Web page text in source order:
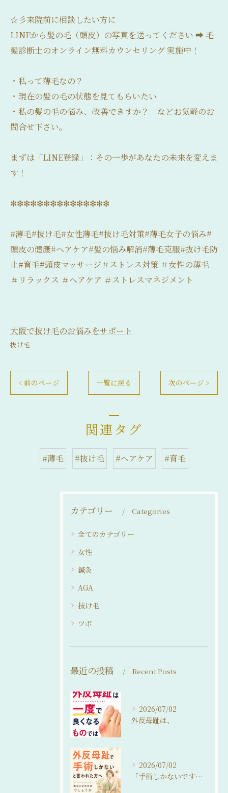
☆彡来院前に相談したい方に
LINEから髪の毛（頭皮）の写真を送ってください ➡ 毛
髪診断士のオンライン無料カウンセリング 実施中！
・私って薄毛なの？
・現在の髪の毛の状態を見てもらいたい
・私の髪の毛の悩み、改善できすか？ などお気軽のお
問合せ下さい。
まずは「LINE登録」：その一歩があなたの未来を変えま
す！
❇❇❇❇❇❇❇❇❇❇❇❇❇❇❇
#薄毛#抜け毛#女性薄毛#抜け毛対策#薄毛女子の悩み#
頭皮の健康#ヘアケア#髪の悩み解消#薄毛克服#抜け毛防
止#育毛#頭皮マッサージ＃ストレス対策 ＃女性の薄毛
＃リラックス ＃ヘアケア ＃ストレスマネジメント
大阪で抜け毛のお悩みをサポート
抜け毛
< 前のページ 一覧に戻る 次のページ >
関連タグ
#薄毛 #抜け毛 #ヘアケア #育毛
カテゴリー Categories
全てのカテゴリー
女性
鍼灸
AGA
抜け毛
ツボ
最近の投稿 Recent Posts
2026/07/02
外反母趾は、
2026/07/02
「手術しかないですね…」